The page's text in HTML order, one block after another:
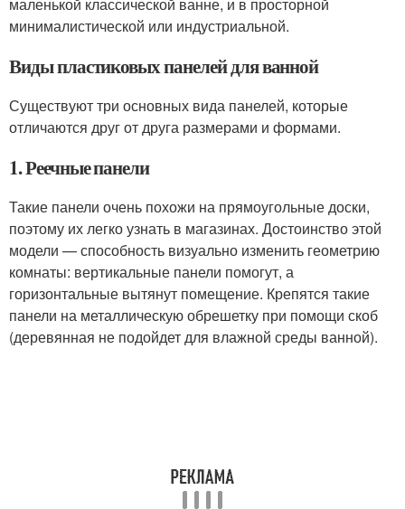
минималистической или индустриальной.
Виды пластиковых панелей для ванной
Существуют три основных вида панелей, которые
отличаются друг от друга размерами и формами.
1. Реечные панели
Такие панели очень похожи на прямоугольные доски,
поэтому их легко узнать в магазинах. Достоинство этой
модели — способность визуально изменить геометрию
комнаты: вертикальные панели помогут, а
горизонтальные вытянут помещение. Крепятся такие
панели на металлическую обрешетку при помощи скоб
(деревянная не подойдет для влажной среды ванной).